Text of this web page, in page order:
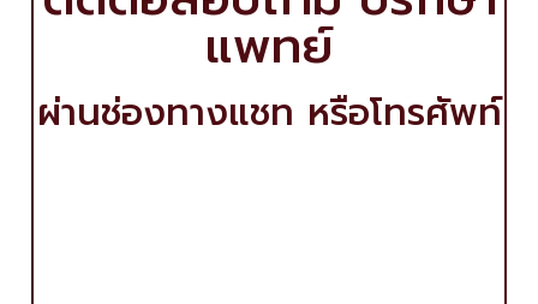
แพทย์
ผ่านช่องทางแชท หรือโทรศัพท์